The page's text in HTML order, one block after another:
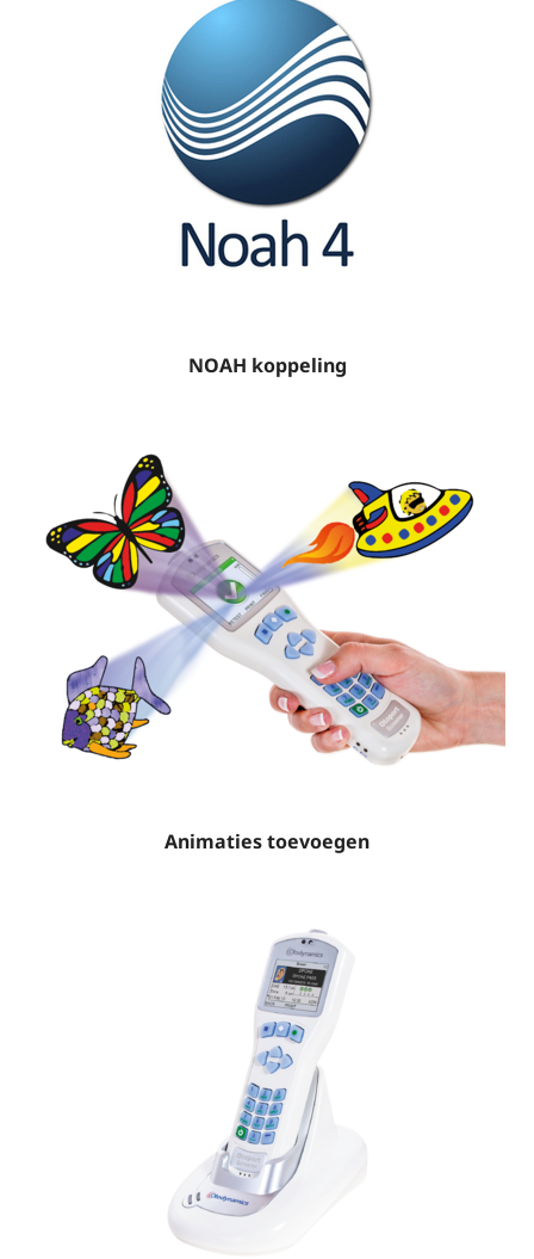
NOAH koppeling
Animaties toevoegen